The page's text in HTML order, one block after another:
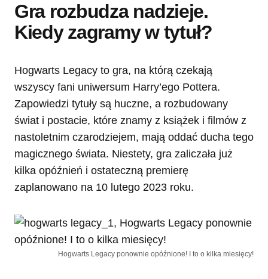
Gra rozbudza nadzieje.
Kiedy zagramy w tytuł?
Hogwarts Legacy to gra, na którą czekają
wszyscy fani uniwersum Harry’ego Pottera.
Zapowiedzi tytuły są huczne, a rozbudowany
świat i postacie, które znamy z książek i filmów z
nastoletnim czarodziejem, mają oddać ducha tego
magicznego świata. Niestety, gra zaliczała już
kilka opóźnień i ostateczną premierę
zaplanowano na 10 lutego 2023 roku.
Hogwarts Legacy ponownie opóźnione! I to o kilka miesięcy!